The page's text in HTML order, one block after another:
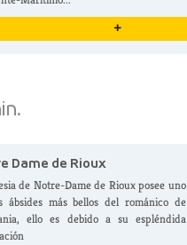
+
Dame de Rioux
de Notre-Dame de Rioux posee uno
ábsides más bellos del románico de
ello es debido a su espléndida